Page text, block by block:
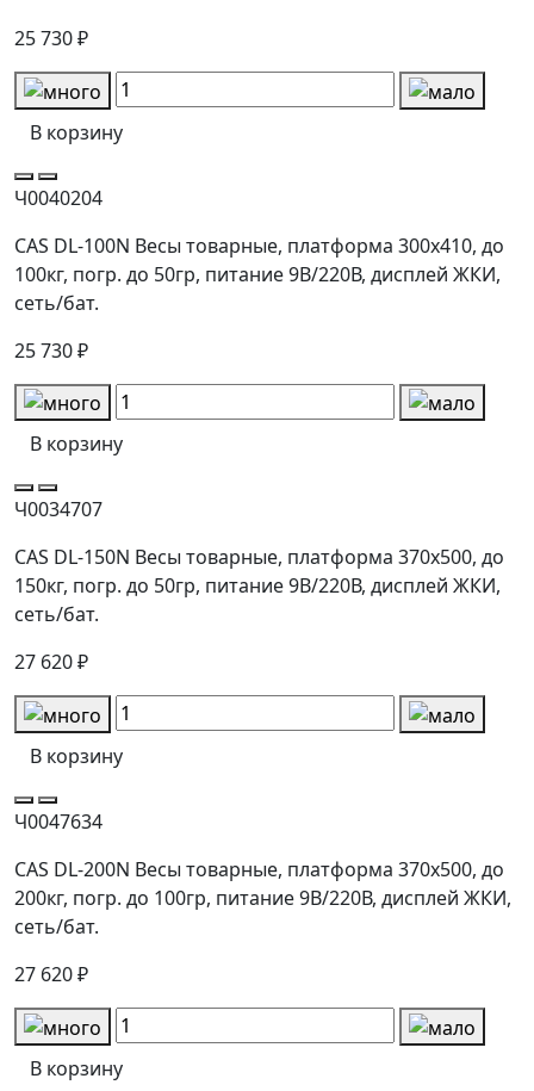
25 730 ₽
В корзину
Ч0040204
CAS DL-100N Весы товарные, платформа 300х410, до
100кг, погр. до 50гр, питание 9В/220В, дисплей ЖКИ,
сеть/бат.
25 730 ₽
В корзину
Ч0034707
CAS DL-150N Весы товарные, платформа 370х500, до
150кг, погр. до 50гр, питание 9В/220В, дисплей ЖКИ,
сеть/бат.
27 620 ₽
В корзину
Ч0047634
CAS DL-200N Весы товарные, платформа 370х500, до
200кг, погр. до 100гр, питание 9В/220В, дисплей ЖКИ,
сеть/бат.
27 620 ₽
В корзину